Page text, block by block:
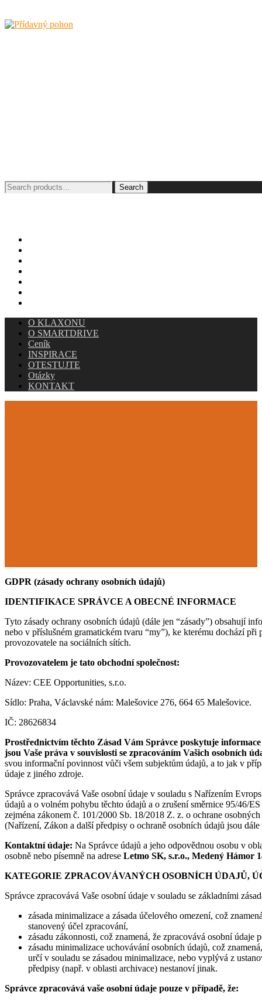
Search
for:
Search
O KLAXONU
O SMARTDRIVE
Ceník
INSPIRACE
OTESTUJTE
Otázky
KONTAKT
GDPR (zásady ochrany osobních údajů)
IDENTIFIKACE SPRÁVCE A OBECNÉ INFORMACE
Tyto zásady ochrany osobních údajů (dále jen “zásady”) obsahují
nebo v příslušném gramatickém tvaru “my”), ke kterému dochází
provozovatele na sociálních sítích.
Provozovatelem je tato obchodní společnost:
Název: CEE Opportunities, s.r.o.
Sídlo: Praha, Václavské nám: Malešovice 276, 664 65 Malešovice.
IČ: 28626834
Prostřednictvím těchto Zásad Vám Správce poskytuje
jsou Vaše práva v souvislosti se zpracováním Vašich osobních
svou informační povinnost vůči všem subjektům údajů, a to jak v
údaje z jiného zdroje.
Správce zpracovává Vaše osobní údaje v souladu s Nařízením
údajů a o volném pohybu těchto údajů a o zrušení směrnice 95/46/
zejména zákonem č. 101/2000 Sb. 18/2018 Z. z. o ochrane
(Nařízení, Zákon a další předpisy o ochraně osobních údajů jsou
Kontaktní údaje: Na Správce údajů a jeho odpovědnou osobu v
osobně nebo písemně na adrese Letmo SK, s.r.o., Medený Hámor
KATEGORIE ZPRACOVÁVANÝCH OSOBNÍCH ÚDAJŮ,
Správce zpracovává Vaše osobní údaje v souladu se základními
zásada minimalizace a zásada účelového omezení, což
stanovený účel zpracování,
zásadu zákonnosti, což znamená, že zpracovává osobní
zásadu minimalizace uchovávání osobních údajů, což
určí v souladu se zásadou minimalizace, nebo vyplývá z
předpisy (např. v oblasti archivace) nestanoví jinak.
Správce zpracovává vaše osobní údaje pouze v případě, že: